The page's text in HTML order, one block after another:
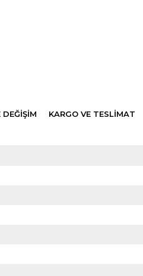
DEĞİŞİM KARGO VE TESLİMAT